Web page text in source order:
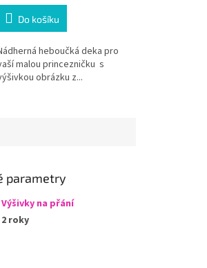
Do košíku
heboučká deka pro
malou princezničku s
obrázku z...
parametry
Výšivky na přání
2 roky